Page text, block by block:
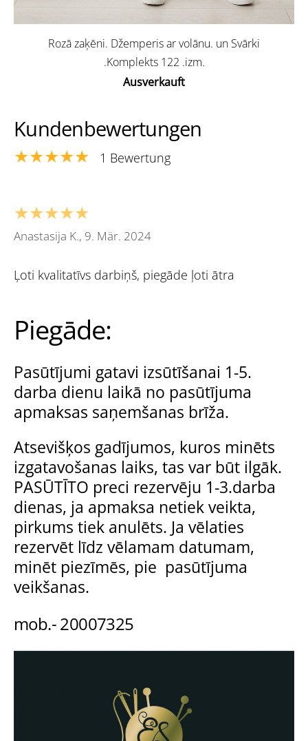
Piegāde:
Pasūtījumi gatavi izsūtīšanai 1-5.
darba dienu laikā no pasūtījuma
apmaksas saņemšanas brīža.
Atsevišķos gadījumos, kuros minēts
izgatavošanas laiks, tas var būt ilgāk.
PASŪTĪTO preci rezervēju 1-3.darba
dienas, ja apmaksa netiek veikta,
pirkums tiek anulēts. Ja vēlaties
rezervēt līdz vēlamam datumam,
minēt piezīmēs, pie pasūtījuma
veikšanas.
mob.- 20007325
Rozā zaķēni. Džemperis ar volānu. un Svārki
.Komplekts 122 .izm.
Ausverkauft
Kundenbewertungen
★★★★★ 1 Bewertung
★★★★★
Anastasija K., 9. Mär. 2024
Ļoti kvalitatīvs darbiņš, piegāde ļoti ātra